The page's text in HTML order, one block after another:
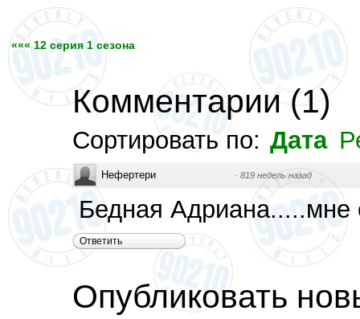
««« 12 серия 1 сезона
Комментарии (1)
Сортировать по: Дата
Нефертери · 819 недель назад
Бедная Адриана.....мне
Ответить
Опубликовать